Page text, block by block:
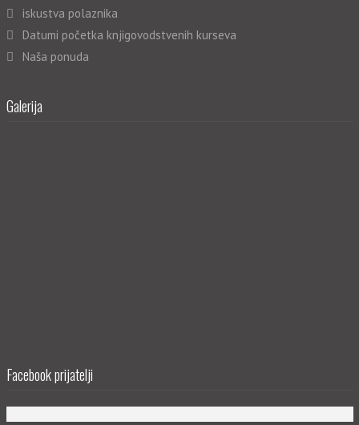
iskustva polaznika
Datumi početka knjigovodstvenih kurseva
Naša ponuda
Galerija
Facebook prijatelji